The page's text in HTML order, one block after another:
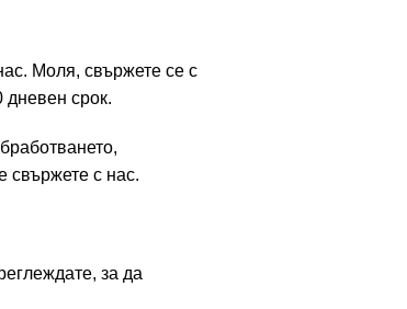
Моля, свържете се с
дневен срок.
свържете с нас.
за да